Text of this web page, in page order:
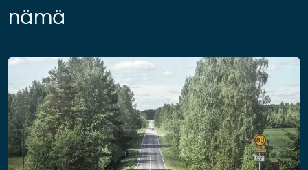
nämä